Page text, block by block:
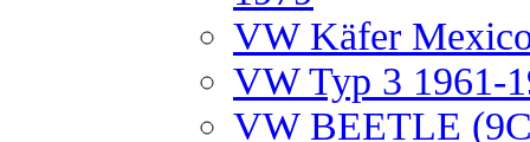
VW Käfer
VW Typ 3 1961-
VW BEETLE